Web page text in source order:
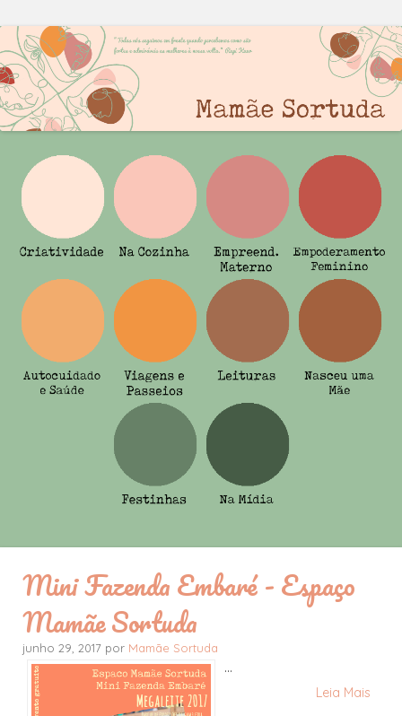
Mini Fazenda Embaré - Espaço
Mamãe Sortuda
junho 29, 2017 por Mamãe Sortuda
...
Leia Mais